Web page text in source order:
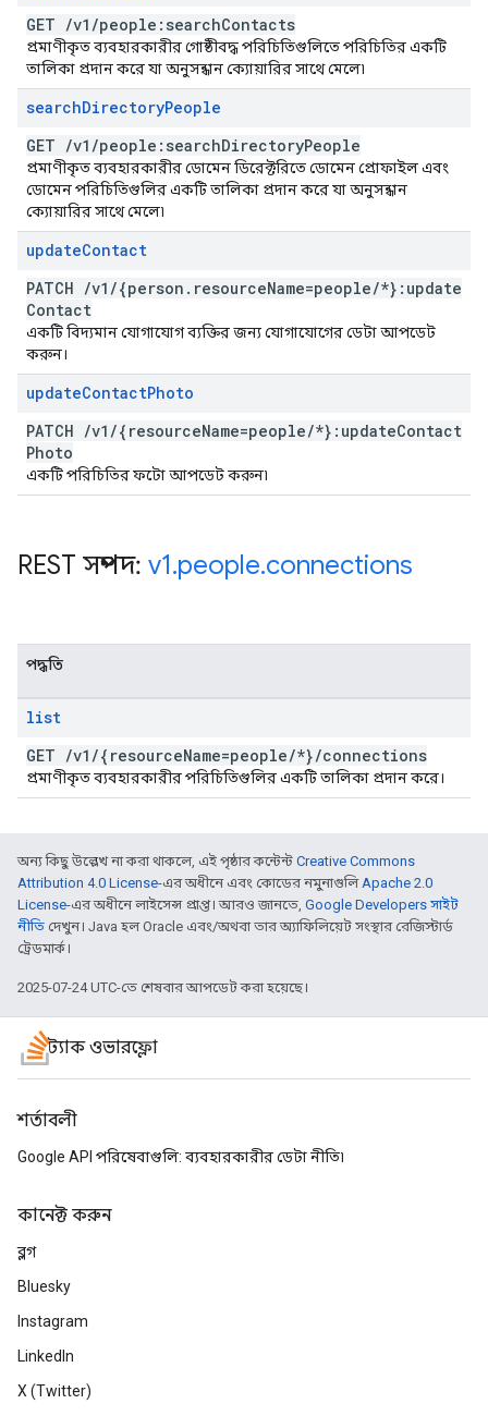
GET /v1 /people:searchContacts
প্রমাণীকৃত ব্যবহারকারীর গোষ্ঠীবদ্ধ পরিচিতিগুলিতে পরিচিতির একটি
তালিকা প্রদান করে যা অনুসন্ধান ক্যোয়ারির সাথে মেলে৷
searchDirectoryPeople
GET /v1 /people:searchDirectoryPeople
প্রমাণীকৃত ব্যবহারকারীর ডোমেন ডিরেক্টরিতে ডোমেন প্রোফাইল এবং
ডোমেন পরিচিতিগুলির একটি তালিকা প্রদান করে যা অনুসন্ধান
ক্যোয়ারির সাথে মেলে৷
updateContact
PATCH /v1 /{person . resourceName=people/*}:update
Contact
একটি বিদ্যমান যোগাযোগ ব্যক্তির জন্য যোগাযোগের ডেটা আপডেট
করুন।
updateContactPhoto
PATCH /v1 /{resourceName=people/*}:updateContact
Photo
একটি পরিচিতির ফটো আপডেট করুন৷
REST সম্পদ: v1.people.connections
পদ্ধতি
list
GET /v1 /{resourceName=people/*}/connections
প্রমাণীকৃত ব্যবহারকারীর পরিচিতিগুলির একটি তালিকা প্রদান করে।
অন্য কিছু উল্লেখ না করা থাকলে, এই পৃষ্ঠার কন্টেন্ট Creative Commons
Attribution 4.0 License-এর অধীনে এবং কোডের নমুনাগুলিApache 2.0
License-এর অধীনে লাইসেন্স প্রাপ্ত। আরও জানতে, Google Developers সাইট
নীতি দেখুন। Java হল Oracle এবং/অথবা তার অ্যাফিলিয়েট সংস্থার রেজিস্টার্ড
ট্রেডমার্ক।
2025-07-24 UTC-তে শেষবার আপডেট করা হয়েছে।
স্ট্যাক ওভারফ্লো
শর্তাবলী
Google API পরিষেবাগুলি: ব্যবহারকারীর ডেটা নীতি৷
কানেক্ট করুন
ব্লগ
Bluesky
Instagram
LinkedIn
X (Twitter)